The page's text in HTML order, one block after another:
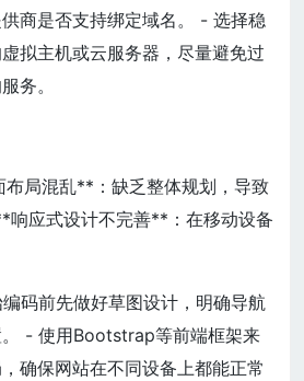
商是否支持绑定域名。 - 选择稳
拟主机或云服务器，尽量避免过
务。
局混乱**：缺乏整体规划，导致
响应式设计不完善**：在移动设备
码前先做好草图设计，明确导航
- 使用Bootstrap等前端框架来
确保网站在不同设备上都能正常